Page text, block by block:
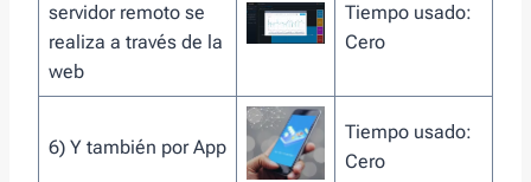
servidor remoto se
realiza a través de la
web
Tiempo usado:
Cero
6) Y también por App
Tiempo usado:
Cero